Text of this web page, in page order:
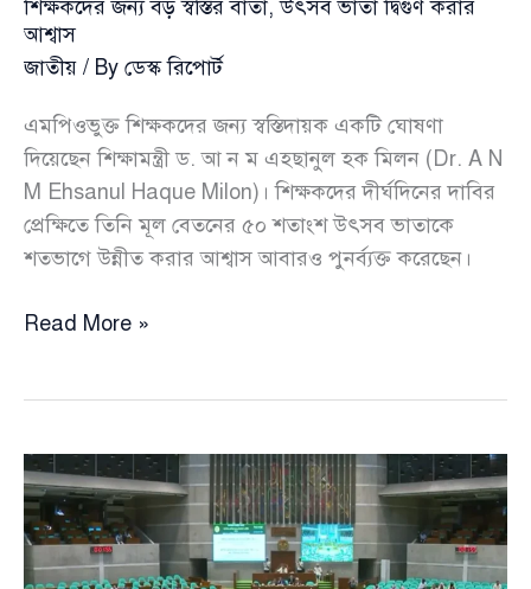
শিক্ষকদের জন্য বড় স্বস্তির বার্তা, উৎসব ভাতা দ্বিগুণ করার
আশ্বাস
জাতীয় / By ডেস্ক রিপোর্ট
এমপিওভুক্ত শিক্ষকদের জন্য স্বস্তিদায়ক একটি ঘোষণা
দিয়েছেন শিক্ষামন্ত্রী ড. আ ন ম এহছানুল হক মিলন (Dr. A N
M Ehsanul Haque Milon)। শিক্ষকদের দীর্ঘদিনের দাবির
প্রেক্ষিতে তিনি মূল বেতনের ৫০ শতাংশ উৎসব ভাতাকে
শতভাগে উন্নীত করার আশ্বাস আবারও পুনর্ব্যক্ত করেছেন।
শিক্ষকদের
বার্তা,
উৎসব
ভাতা
দ্বিগুণ
Read More »